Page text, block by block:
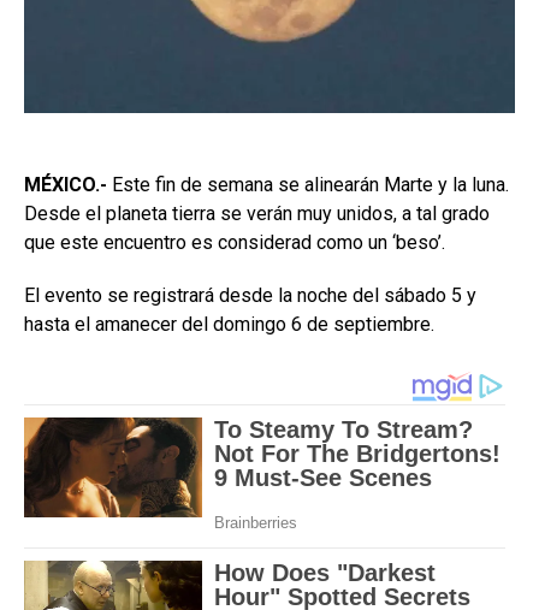
MÉXICO.- Este fin de semana se alinearán Marte y la luna.
Desde el planeta tierra se verán muy unidos, a tal grado
que este encuentro es considerad como un ‘beso’.
El evento se registrará desde la noche del sábado 5 y
hasta el amanecer del domingo 6 de septiembre.